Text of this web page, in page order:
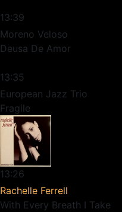
13:39
Moreno Veloso
Deusa De Amor
13:35
European Jazz Trio
Fragile
13:26
Rachelle Ferrell
With Every Breath I Take